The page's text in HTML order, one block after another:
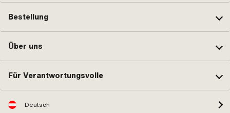
Bestellung
Über uns
Für Verantwortungsvolle
Deutsch